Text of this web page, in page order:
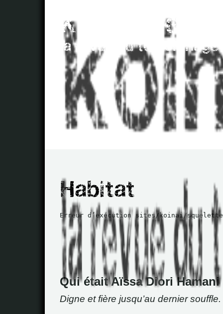
Erreur d’exécution sites/koinai/
Qui était Aïssa Diori Hamani
Digne et fière jusqu’au dernier souffle.